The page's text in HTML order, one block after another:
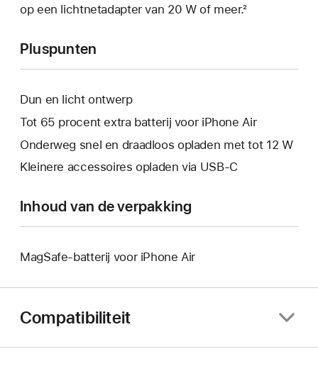
op een lichtnetadapter van 20 W of meer.²
Pluspunten
Dun en licht ontwerp
Tot 65 procent extra batterij voor iPhone Air
Onderweg snel en draadloos opladen met tot 12 W
Kleinere accessoires opladen via USB‑C
Inhoud van de verpakking
MagSafe-batterij voor iPhone Air
Compatibiliteit